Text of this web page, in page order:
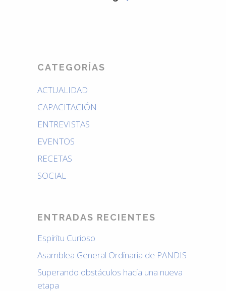
CATEGORÍAS
ACTUALIDAD
CAPACITACIÓN
ENTREVISTAS
EVENTOS
RECETAS
SOCIAL
ENTRADAS RECIENTES
Espíritu Curioso
Asamblea General Ordinaria de PANDIS
Superando obstáculos hacia una nueva
etapa